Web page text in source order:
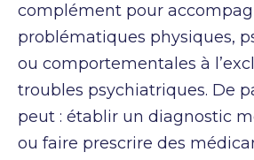
complément pour
problématiques physiques,
ou comportementales à
troubles psychiatriques. De
peut : établir un diagnostic
ou faire prescrire des